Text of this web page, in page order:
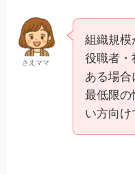
さえママ
組織規模
役職者・
ある場合
最低限の
い方向け